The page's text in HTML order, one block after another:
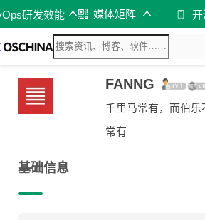
研发效能 媒体矩阵 开
FANNG
千里马常有，而伯乐
常有
基础信息